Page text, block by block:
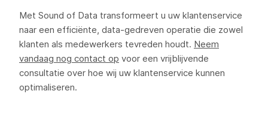
Met Sound of Data transformeert u uw klantenservice
naar een efficiënte, data-gedreven operatie die zowel
klanten als medewerkers tevreden houdt. Neem
vandaag nog contact op voor een vrijblijvende
consultatie over hoe wij uw klantenservice kunnen
optimaliseren.